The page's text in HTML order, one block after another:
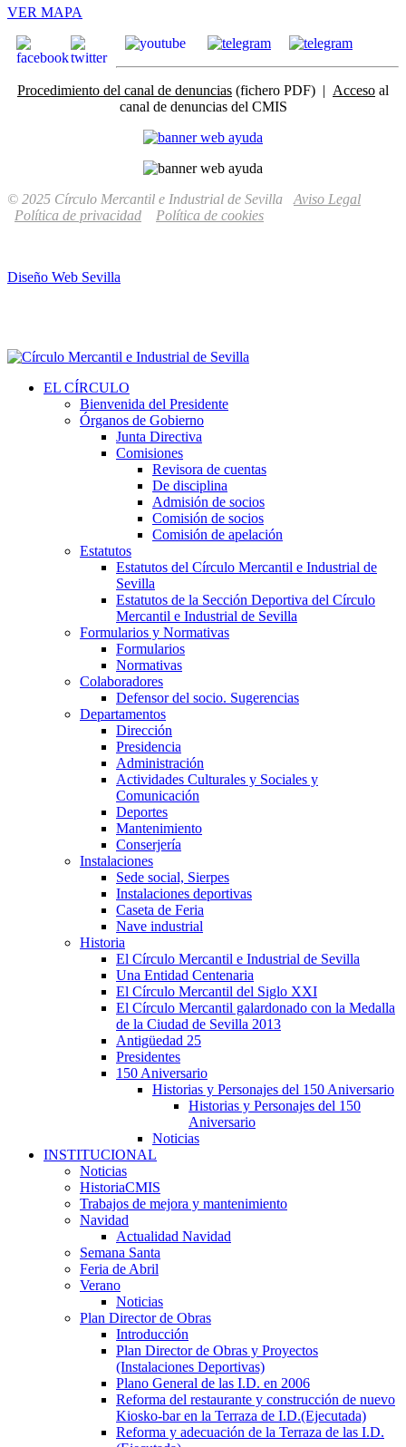
VER MAPA
Procedimiento del canal de denuncias (fichero PDF) | Acceso al
canal de denuncias del CMIS
© 2025 Círculo Mercantil e Industrial de Sevilla Aviso Legal
Política de privacidad
Política de cookies
Diseño Web Sevilla
EL CÍRCULO
Bienvenida del Presidente
Órganos de Gobierno
Junta Directiva
Comisiones
Revisora de cuentas
De disciplina
Admisión de socios
Comisión de socios
Comisión de apelación
Estatutos
Estatutos del Círculo Mercantil e Industrial de
Sevilla
Estatutos de la Sección Deportiva del Círculo
Mercantil e Industrial de Sevilla
Formularios y Normativas
Formularios
Normativas
Colaboradores
Defensor del socio. Sugerencias
Departamentos
Dirección
Presidencia
Administración
Actividades Culturales y Sociales y
Comunicación
Deportes
Mantenimiento
Conserjería
Instalaciones
Sede social, Sierpes
Instalaciones deportivas
Caseta de Feria
Nave industrial
Historia
El Círculo Mercantil e Industrial de Sevilla
Una Entidad Centenaria
El Círculo Mercantil del Siglo XXI
El Círculo Mercantil galardonado con la Medalla
de la Ciudad de Sevilla 2013
Antigüedad 25
Presidentes
150 Aniversario
Historias y Personajes del 150 Aniversario
Historias y Personajes del 150
Aniversario
Noticias
INSTITUCIONAL
Noticias
HistoriaCMIS
Trabajos de mejora y mantenimiento
Navidad
Actualidad Navidad
Semana Santa
Feria de Abril
Verano
Noticias
Plan Director de Obras
Introducción
Plan Director de Obras y Proyectos
(Instalaciones Deportivas)
Plano General de las I.D. en 2006
Reforma del restaurante y construcción de nuevo
Kiosko-bar en la Terraza de I.D.(Ejecutada)
Reforma y adecuación de la Terraza de las I.D.